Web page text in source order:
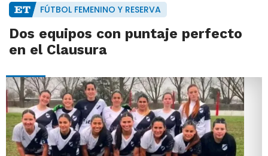
FÚTBOL FEMENINO Y RESERVA
Dos equipos con puntaje perfecto
en el Clausura